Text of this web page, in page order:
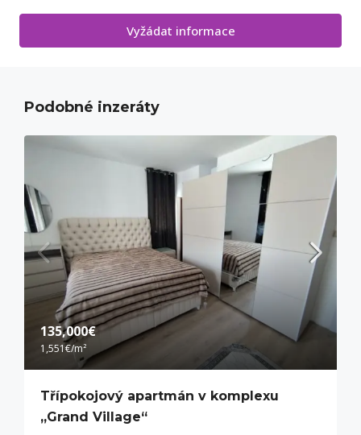
Vyžádat informace
Podobné inzeráty
135,000€
1,551€/m²
Třípokojový apartmán v komplexu
„Grand Village“